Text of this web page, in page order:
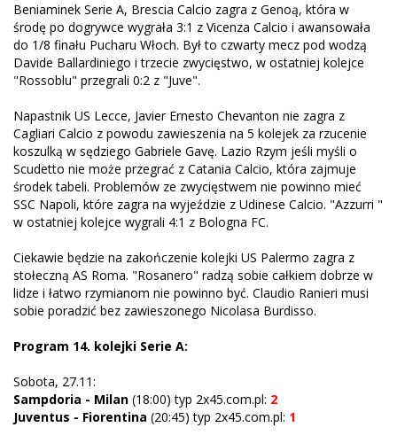
Beniaminek Serie A, Brescia Calcio zagra z Genoą, która w
środę po dogrywce wygrała 3:1 z Vicenza Calcio i awansowała
do 1/8 finału Pucharu Włoch. Był to czwarty mecz pod wodzą
Davide Ballardiniego i trzecie zwycięstwo, w ostatniej kolejce
"Rossoblu" przegrali 0:2 z "Juve".
Napastnik US Lecce, Javier Ernesto Chevanton nie zagra z
Cagliari Calcio z powodu zawieszenia na 5 kolejek za rzucenie
koszulką w sędziego Gabriele Gavę. Lazio Rzym jeśli myśli o
Scudetto nie może przegrać z Catania Calcio, która zajmuje
środek tabeli. Problemów ze zwycięstwem nie powinno mieć
SSC Napoli, które zagra na wyjeździe z Udinese Calcio. "Azzurri "
w ostatniej kolejce wygrali 4:1 z Bologna FC.
Ciekawie będzie na zakończenie kolejki US Palermo zagra z
stołeczną AS Roma. "Rosanero" radzą sobie całkiem dobrze w
lidze i łatwo rzymianom nie powinno być. Claudio Ranieri musi
sobie poradzić bez zawieszonego Nicolasa Burdisso.
Program 14. kolejki Serie A:
Sobota, 27.11:
Sampdoria - Milan (18:00) typ 2x45.com.pl: 2
Juventus - Fiorentina (20:45) typ 2x45.com.pl: 1